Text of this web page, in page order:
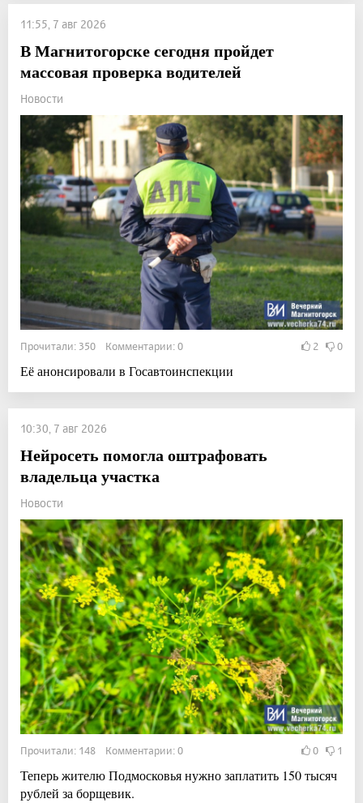
11:55, 7 авг 2026
В Магнитогорске сегодня пройдет
массовая проверка водителей
Новости
Прочитали: 350 Комментарии: 0 2 0
Её анонсировали в Госавтоинспекции
10:30, 7 авг 2026
Нейросеть помогла оштрафовать
владельца участка
Новости
Прочитали: 148 Комментарии: 0 0 1
Теперь жителю Подмосковья нужно заплатить 150 тысяч
рублей за борщевик.